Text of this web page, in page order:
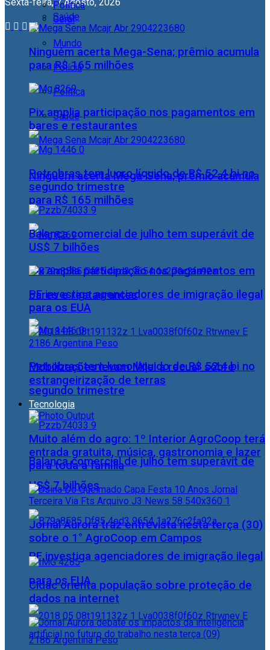
Geral
Mundo
Polícia
Política
Saúde
Ninguém acerta Mega-Sena; prêmio acumula
para R$ 165 milhões
Pix amplia participação nos pagamentos em
bares e restaurantes
Petrobras tem lucro líquido de R$ 52,4 bi no
segundo trimestre
Balança comercial de julho tem superávit de
US$ 7 bilhões
PF investiga agenciadores de imigração ilegal
para os EUA
Política
Saúde
Ninguém acerta Mega-Sena; prêmio acumula
para R$ 165 milhões
Pix amplia participação nos pagamentos em
bares e restaurantes
Petrobras tem lucro líquido de R$ 52,4 bi no
segundo trimestre
Balança comercial de julho tem superávit de
US$ 7 bilhões
PF investiga agenciadores de imigração ilegal
para os EUA
Mobilizações levam Milei a recuar sobre
estrangeirização de terras
Tecnologia
Muito além do agro: 1º Interior AgroCoop terá
entrada gratuita, música, gastronomia e lazer
para toda a família
Jornal Aurora traz entrevista nesta terça (30)
sobre o 1° AgroCoop em Campos
Cidac orienta população sobre proteção de
dados na internet